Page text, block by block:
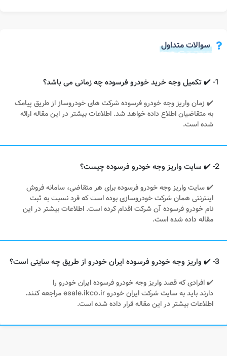
سوالات متداول
1- ✔️ تکمیل وجه خرید خودرو فرسوده چه زمانی می باشد؟
✔️ زمان واریز وجه خودرو فرسوده شرکت های خودروساز از طریق پیامک
به متقاضیان اطلاع داده خواهد شد. اطلاعات بیشتر در این مقاله ارائه
شده است.
2- ✔️ سایت واریز وجه خودرو فرسوده چیست؟
✔️ سایت واریز وجه خودرو فرسوده برای هر متقاضی، سامانه فروش
اینترنتی همان شرکت خودروسازی بوده است که فرد نسبت به ثبت
نام خودرو فرسوده آن شرکت اقدام کرده است. اطلاعات بیشتر در این
مقاله داده شده است.
3- ✔️ واریز وجه خودرو فرسوده ایران خودرو از طریق چه سایتی است؟
✔️ افرادی که قصد واریز وجه خودرو فرسوده ایران خودرو را
دارند باید به سایت شرکت ایران خودرو esale.ikco.ir مراجعه کنند.
اطلاعات بیشتر در این مقاله قرار داده شده است.